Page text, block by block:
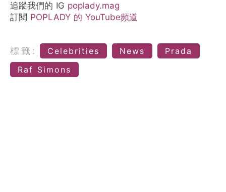
追蹤我們的 IG poplady.mag
訂閱 POPLADY 的 YouTube頻道
標籤: Celebrities News
Prada
Raf Simons